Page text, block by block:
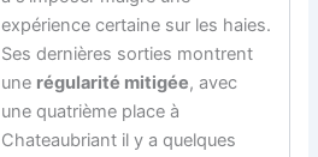
expérience certaine sur les haies.
Ses dernières sorties montrent
une régularité mitigée, avec
une quatrième place à
Chateaubriant il y a quelques